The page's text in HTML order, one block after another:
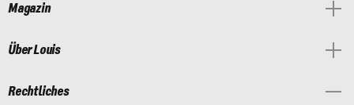
Magazin
Über Louis
Rechtliches